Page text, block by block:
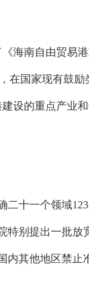
海南自由贸易
在国家现有鼓
设的重点产业和
二十一个领域
特别提出一批放
内其他地区禁止